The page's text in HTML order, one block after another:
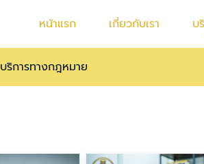
หน้าแรก เกี่ยวกับเรา บ
บริการทางกฎหมาย